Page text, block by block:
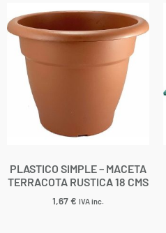
PLASTICO SIMPLE – MACETA
TERRACOTA RUSTICA 18 CMS
1,67€ IVA inc.